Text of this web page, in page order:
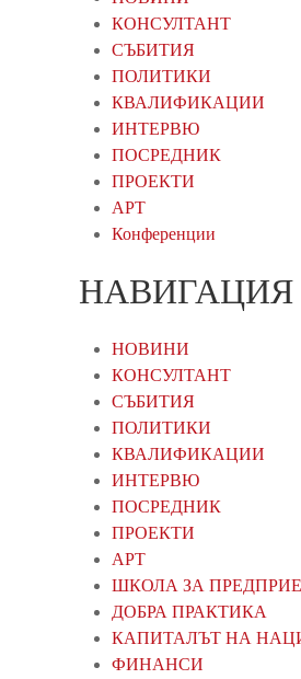
КОНСУЛТАНТ
СЪБИТИЯ
ПОЛИТИКИ
КВАЛИФИКАЦИИ
ИНТЕРВЮ
ПОСРЕДНИК
ПРОЕКТИ
АРТ
Конференции
НОВИНИ
КОНСУЛТАНТ
СЪБИТИЯ
ПОЛИТИКИ
КВАЛИФИКАЦИИ
ИНТЕРВЮ
ПОСРЕДНИК
ПРОЕКТИ
АРТ
ШКОЛА ЗА
ДОБРА ПРАКТИКА
КАПИТАЛЪТ НА
ФИНАНСИ